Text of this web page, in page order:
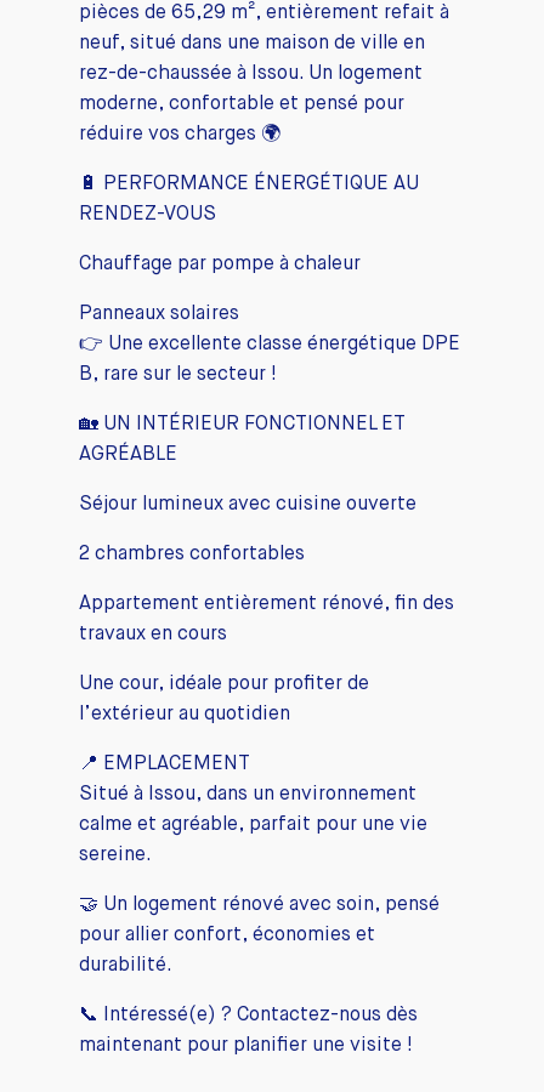
pièces de 65,29 m², entièrement refait à
neuf, situé dans une maison de ville en
rez-de-chaussée à Issou. Un logement
moderne, confortable et pensé pour
réduire vos charges 🌍
🔋 PERFORMANCE ÉNERGÉTIQUE AU
RENDEZ-VOUS
Chauffage par pompe à chaleur
Panneaux solaires
👉 Une excellente classe énergétique DPE
B, rare sur le secteur !
🏡 UN INTÉRIEUR FONCTIONNEL ET
AGRÉABLE
Séjour lumineux avec cuisine ouverte
2 chambres confortables
Appartement entièrement rénové, fin des
travaux en cours
Une cour, idéale pour profiter de
l’extérieur au quotidien
📍 EMPLACEMENT
Situé à Issou, dans un environnement
calme et agréable, parfait pour une vie
sereine.
🤝 Un logement rénové avec soin, pensé
pour allier confort, économies et
durabilité.
📞 Intéressé(e) ? Contactez-nous dès
maintenant pour planifier une visite !